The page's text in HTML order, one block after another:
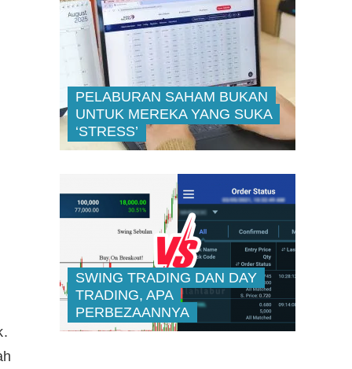
PELABURAN SAHAM BUKAN
UNTUK MEREKA YANG SUKA
‘STRESS’
SWING TRADING DAN DAY
TRADING, APA
PERBEZAANNYA